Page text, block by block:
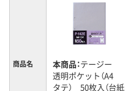
商品名 本商品：テージー
透明ポケット（A4
タテ） 50枚入（台紙